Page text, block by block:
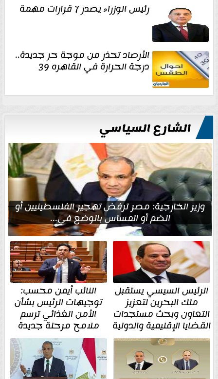
رئيس الوزراء يصدر 7 قرارات مهمة
الأرصاد تحذر من موجة حر جديدة..
درجة الحرارة في القاهره 39
الشارع السياسي
وزير الخارجية: مصر ترفض تهجير الفلسطينيين أو
الضم أو المساس بالوضع في...
الرئيس السيسي يستقبل
ملك البحرين لتعزيز
التعاون وبحث مستجدات
القضايا الإقليمية والدولية
النائب أيمن محسب:
توجيهات الرئيس بشأن
الأمن الغذائي ترسم
ملامح مرحلة جديدة